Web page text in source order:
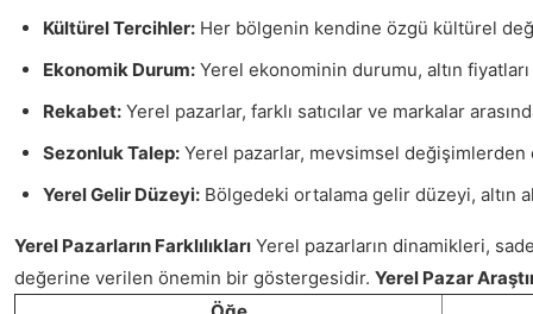
Kültürel Tercihler: Her bölgenin kendine özgü kültürel
Ekonomik Durum: Yerel ekonominin durumu, altın
Rekabet: Yerel pazarlar, farklı satıcılar ve markalar
Sezonluk Talep: Yerel pazarlar, mevsimsel değişimlerden
Yerel Gelir Düzeyi: Bölgedeki ortalama gelir düzeyi, altın
Yerel Pazarların Farklılıkları Yerel pazarların dinamikleri,
değerine verilen önemin bir göstergesidir. Yerel Pazar